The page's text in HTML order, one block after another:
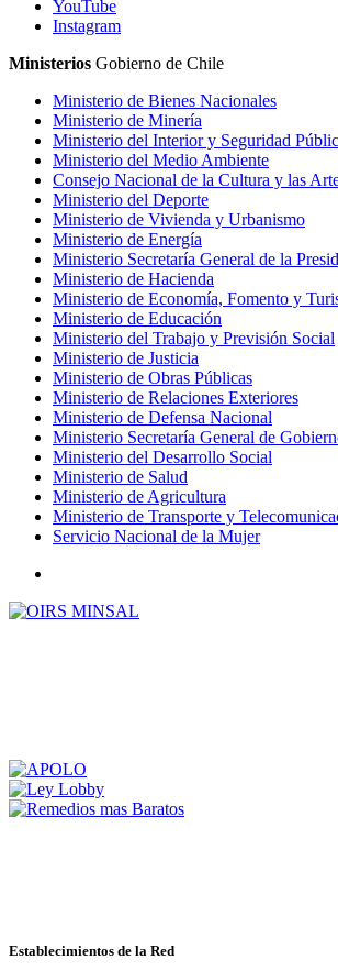
YouTube
Instagram
Ministerios Gobierno de Chile
Ministerio de Bienes Nacionales
Ministerio de Minería
Ministerio del Interior y Seguridad
Ministerio del Medio Ambiente
Consejo Nacional de la Cultura y las
Ministerio del Deporte
Ministerio de Vivienda y Urbanismo
Ministerio de Energía
Ministerio Secretaría General de la
Ministerio de Hacienda
Ministerio de Economía, Fomento y
Ministerio de Educación
Ministerio del Trabajo y Previsión Social
Ministerio de Justicia
Ministerio de Obras Públicas
Ministerio de Relaciones Exteriores
Ministerio de Defensa Nacional
Ministerio Secretaría General de
Ministerio del Desarrollo Social
Ministerio de Salud
Ministerio de Agricultura
Ministerio de Transporte y
Servicio Nacional de la Mujer
Establecimientos de la Red